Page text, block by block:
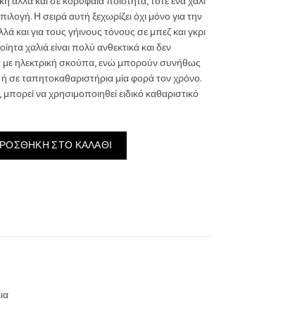
Η σειρά αυτή ξεχωρίζει όχι μόνο για την
για τους γήινους τόνους σε μπεζ και γκρι
χαλιά είναι πολύ ανθεκτικά και δεν
με ηλεκτρική σκούπα, ενώ μπορούν συνήθως
σε ταπητοκαθαριστήρια μία φορά τον χρόνο.
να χρησιμοποιηθεί ειδικό καθαριστικό
ΣΤΟ ΚΑΛΆΘΙ